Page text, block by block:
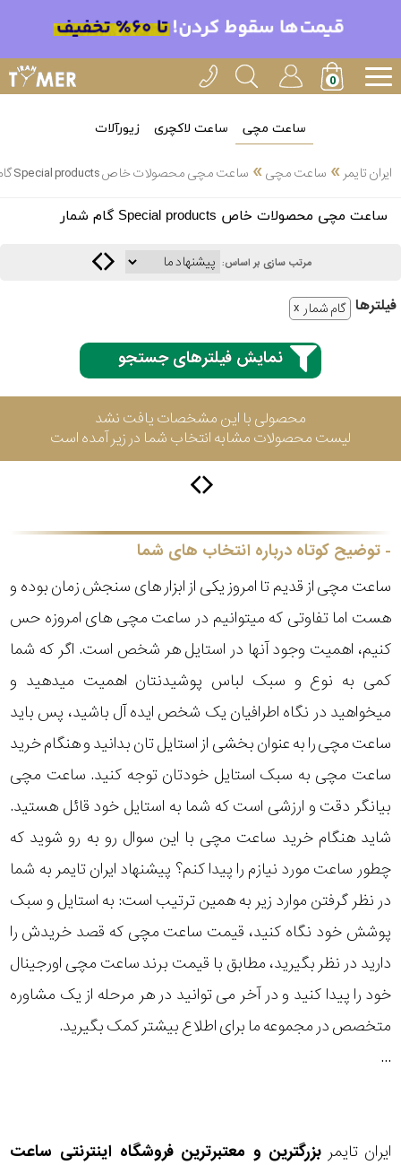
ساعت مچی ساعت لاکچری زیورآلات
ایران تایمر » ساعت مچی» ساعت مچی محصولات خاص Special products گام شمار
ساعت مچی محصولات خاص Special products گام شمار
مرتب سازی بر اساس:
فیلتر‌ها گام شمار
نمایش فیلترهای جستجو
محصولی با این مشخصات یافت نشد
لیست محصولات مشابه انتخاب شما در زیر آمده است
توضیح کوتاه درباره انتخاب های شما
ساعت مچی از قدیم تا امروز یکی از ابزار های سنجش زمان بوده و
هست اما تفاوتی که میتوانیم در ساعت مچی های امروزه حس
کنیم، اهمیت وجود آنها در استایل هر شخص است. اگر که شما
کمی به نوع و سبک لباس پوشیدنتان اهمیت میدهید و
میخواهید در نگاه اطرافیان یک شخص ایده آل باشید، پس باید
ساعت مچی را به عنوان بخشی از استایل تان بدانید و هنگام خرید
ساعت مچی به سبک استایل خودتان توجه کنید. ساعت مچی
بیانگر دقت و ارزشی است که شما به استایل خود قائل هستید.
شاید هنگام خرید ساعت مچی با این سوال رو به رو شوید که
چطور ساعت مورد نیازم را پیدا کنم؟ پیشنهاد ایران تایمر به شما
در نظر گرفتن موارد زیر به همین ترتیب است: به استایل و سبک
پوشش خود نگاه کنید، قیمت ساعت مچی که قصد خریدش را
دارید در نظر بگیرید، مطابق با قیمت برند ساعت مچی اورجینال
خود را پیدا کنید و در آخر می توانید در هر مرحله از یک مشاوره
متخصص در مجموعه ما برای اطلاع بیشتر کمک بگیرید.
...
ایران تایمر بزرگترین و معتبرترین فروشگاه اینترنتی ساعت
انتخاب
بین 3
3
سیکو
سیتیزن
اورینت
پیلار
لیکوپر
آدیداس
متی
مازراتی
نمایش
جنسیت
استایل
محدوده
عرض
طرح
بند